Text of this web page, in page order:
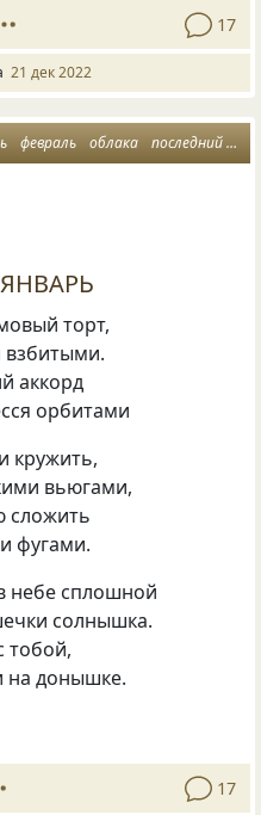
17
21 дек 2022
февраль облака последний день января
торт,
аккорд
орбитами
кружить,
вьюгами,
сложить
фугами.
небе сплошной
солнышка.
тобой,
на донышке.
17